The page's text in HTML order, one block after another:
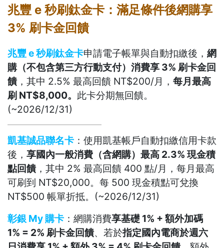
兆豐 e 秒刷鈦金卡：滿足條件後網購享
3% 刷卡金回饋
兆豐 e 秒刷鈦金卡申請電子帳單與自動扣繳後， 網
購（不包含第三方行動支付）消費享 3% 刷卡金回
饋，其中 2.5% 最高回饋 NT$200/月， 每月最高
刷 NT$8,000。 此卡分期無回饋。
(~2026/12/31)
凱基誠品聯名卡 ：使用凱基帳戶自動扣繳信用卡款
後， 享國內一般消費（含網購）最高 2.3% 現金積
點回饋，其中 2% 最高回饋 400 點/月，每月最高
可刷到 NT$20,000。每 500 現金積點可兌換
NT$500 帳單折抵。(~2026/12/31)
彰銀 My 購卡 ：網購消費享基礎 1% + 額外加碼
1% = 2% 刷卡金回饋、若於指定國內電商於週六